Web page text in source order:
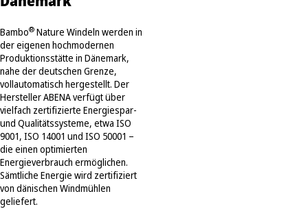
Bambo® Nature Windeln werden in
der eigenen hochmodernen
Produktionsstätte in Dänemark,
nahe der deutschen Grenze,
vollautomatisch hergestellt. Der
Hersteller ABENA verfügt über
vielfach zertifizierte Energiespar-
und Qualitätssysteme, etwa ISO
9001, ISO 14001 und ISO 50001 –
die einen optimierten
Energieverbrauch ermöglichen.
Sämtliche Energie wird zertifiziert
von dänischen Windmühlen
geliefert.